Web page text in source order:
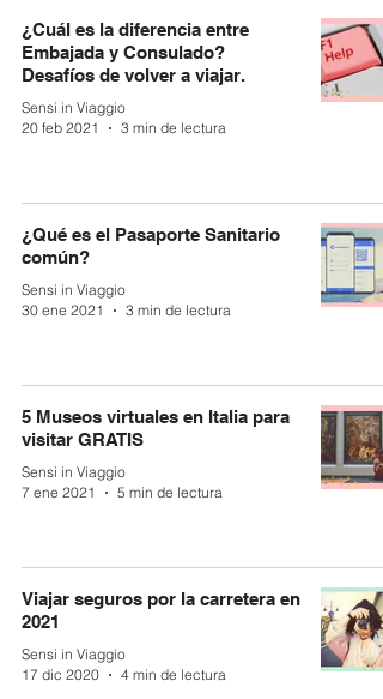
¿Cuál es la diferencia entre
Embajada y Consulado?
Desafíos de volver a viajar.
Sensi in Viaggio
20 feb 2021
3 min de lectura
¿Qué es el Pasaporte Sanitario
común?
Sensi in Viaggio
30 ene 2021
3 min de lectura
5 Museos virtuales en Italia para
visitar GRATIS
Sensi in Viaggio
7 ene 2021
5 min de lectura
Viajar seguros por la carretera en
2021
Sensi in Viaggio
17 dic 2020
4 min de lectura